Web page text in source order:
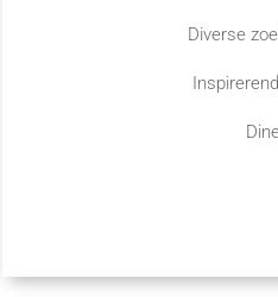
Diverse